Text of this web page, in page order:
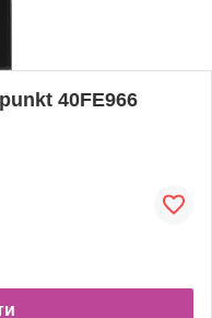
40FE966